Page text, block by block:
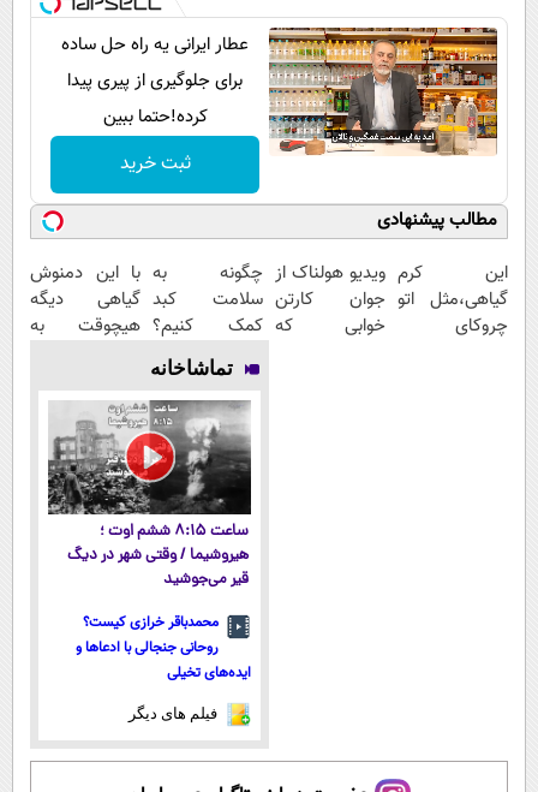
عطار ایرانی یه راه حل ساده
برای جلوگیری از پیری پیدا
کرده!حتما ببین
ثبت خرید
مطالب پیشنهادی
این کرم
گیاهی،مثل اتو
چروکای
ویدیو هولناک از
جوان کارتن
خوابی که
چگونه به
سلامت کبد
کمک کنیم؟
نوشیدنی گیاهی
سم زدای کبد
با این دمنوش
گیاهی دیگه
هیچوقت به
تماشاخانه
ساعت ۸:۱۵ ششم اوت ؛
هیروشیما / وقتی شهر در دیگ
قیر می‌جوشید
محمدباقر خرازی کیست؟
روحانی جنجالی با ادعاها و
ایده‌های تخیلی
فیلم های دیگر